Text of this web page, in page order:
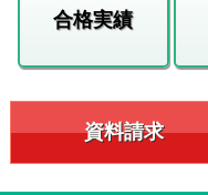
合格実績
資料請求